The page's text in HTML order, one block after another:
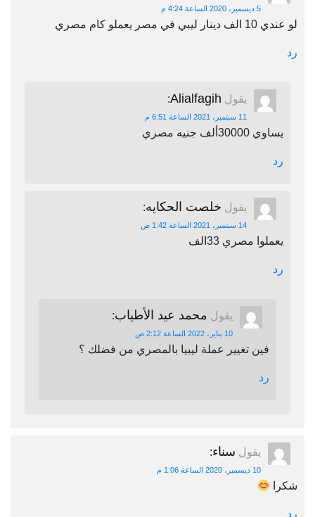
5 ديسمبر، 2020 الساعة 4:24 م
لو عندي 10 الف دينار ليبي في مصر يعملو كام مصري
رد
يقول Alialfagih
:
11 سبتمبر، 2021 الساعة 6:51 م
يساوي 30000ألف جنيه مصري
رد
يقول خلصت الحكايه:
14 سبتمبر، 2021 الساعة 1:42 ص
يعملوا مصري 33الف
رد
يقول محمد عيد الأطياب:
10 يناير، 2022 الساعة 2:12 ص
فين تغيير عملة ليبيا بالمصري من فضلك ؟
رد
يقول سناء:
10 ديسمبر، 2020 الساعة 1:06 م
شكرا
رد